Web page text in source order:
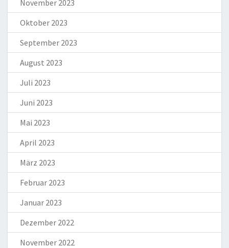
November 2023
Oktober 2023
September 2023
August 2023
Juli 2023
Juni 2023
Mai 2023
April 2023
März 2023
Februar 2023
Januar 2023
Dezember 2022
November 2022